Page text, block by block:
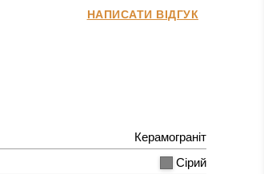
НАПИСАТИ ВІДГУК
Керамограніт
Сірий